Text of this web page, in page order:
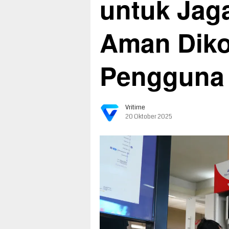
untuk
Aman
Pengguna
Vritime
20 Oktober 2025